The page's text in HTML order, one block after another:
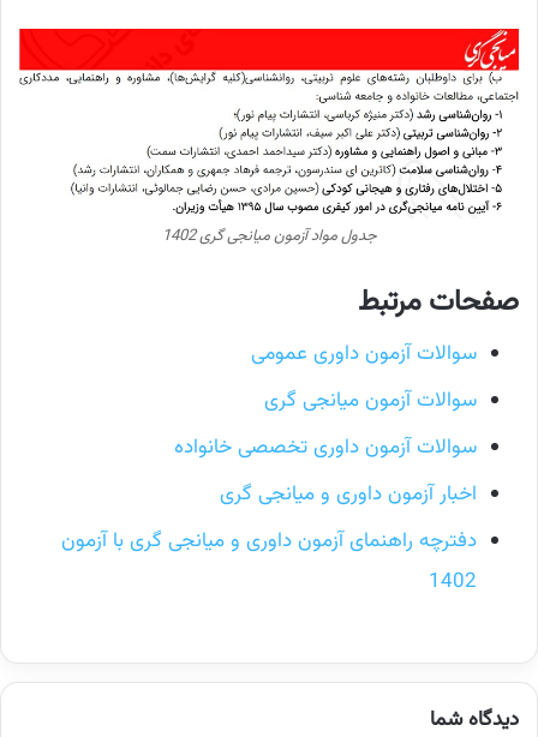
جدول مواد آزمون میانجی گری 1402
صفحات مرتبط
سوالات آزمون داوری عمومی
سوالات آزمون میانجی گری
سوالات آزمون داوری تخصصی خانواده
اخبار آزمون داوری و میانجی گری
دفترچه راهنمای آزمون داوری و میانجی گری با آزمون
1402
دیدگاه شما